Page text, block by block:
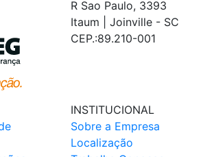
R Sao Paulo, 3393
Itaum | Joinville - SC
CEP.:89.210-001
INSTITUCIONAL
Sobre a Empresa
Localização